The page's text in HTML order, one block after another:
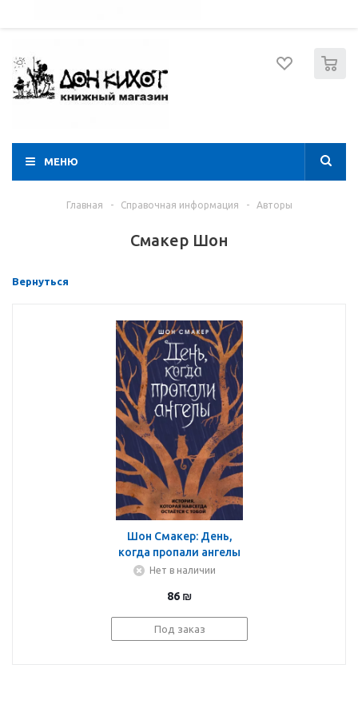
МЕНЮ
Главная - Справочная информация - Авторы
Смакер Шон
Вернуться
Шон Смакер: День,
когда пропали ангелы
Нет в наличии
86 ₪
Под заказ